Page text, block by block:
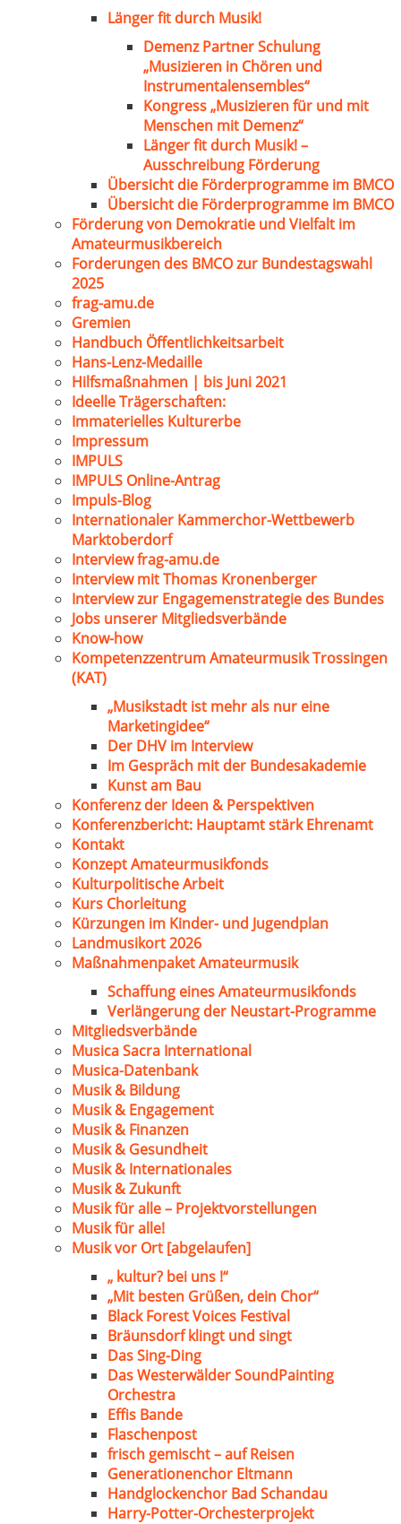
Länger fit durch Musik!
Demenz Partner Schulung
„Musizieren in Chören und
Instrumentalensembles“
Kongress „Musizieren für und mit
Menschen mit Demenz“
Länger fit durch Musik! –
Ausschreibung Förderung
Übersicht die Förderprogramme im BMCO
Übersicht die Förderprogramme im BMCO
Förderung von Demokratie und Vielfalt im
Amateurmusikbereich
Forderungen des BMCO zur Bundestagswahl
2025
frag-amu.de
Gremien
Handbuch Öffentlichkeitsarbeit
Hans-Lenz-Medaille
Hilfsmaßnahmen | bis Juni 2021
Ideelle Trägerschaften:
Immaterielles Kulturerbe
Impressum
IMPULS
IMPULS Online-Antrag
Impuls-Blog
Internationaler Kammerchor-Wettbewerb
Marktoberdorf
Interview frag-amu.de
Interview mit Thomas Kronenberger
Interview zur Engagemenstrategie des Bundes
Jobs unserer Mitgliedsverbände
Know-how
Kompetenzzentrum Amateurmusik Trossingen
(KAT)
„Musikstadt ist mehr als nur eine
Marketingidee“
Der DHV im Interview
Im Gespräch mit der Bundesakademie
Kunst am Bau
Konferenz der Ideen & Perspektiven
Konferenzbericht: Hauptamt stärk Ehrenamt
Kontakt
Konzept Amateurmusikfonds
Kulturpolitische Arbeit
Kurs Chorleitung
Kürzungen im Kinder- und Jugendplan
Landmusikort 2026
Maßnahmenpaket Amateurmusik
Schaffung eines Amateurmusikfonds
Verlängerung der Neustart-Programme
Mitgliedsverbände
Musica Sacra International
Musica-Datenbank
Musik & Bildung
Musik & Engagement
Musik & Finanzen
Musik & Gesundheit
Musik & Internationales
Musik & Zukunft
Musik für alle – Projektvorstellungen
Musik für alle!
Musik vor Ort [abgelaufen]
„ kultur? bei uns !“
„Mit besten Grüßen, dein Chor“
Black Forest Voices Festival
Bräunsdorf klingt und singt
Das Sing-Ding
Das Westerwälder SoundPainting
Orchestra
Effis Bande
Flaschenpost
frisch gemischt – auf Reisen
Generationenchor Eltmann
Handglockenchor Bad Schandau
Harry-Potter-Orchesterprojekt